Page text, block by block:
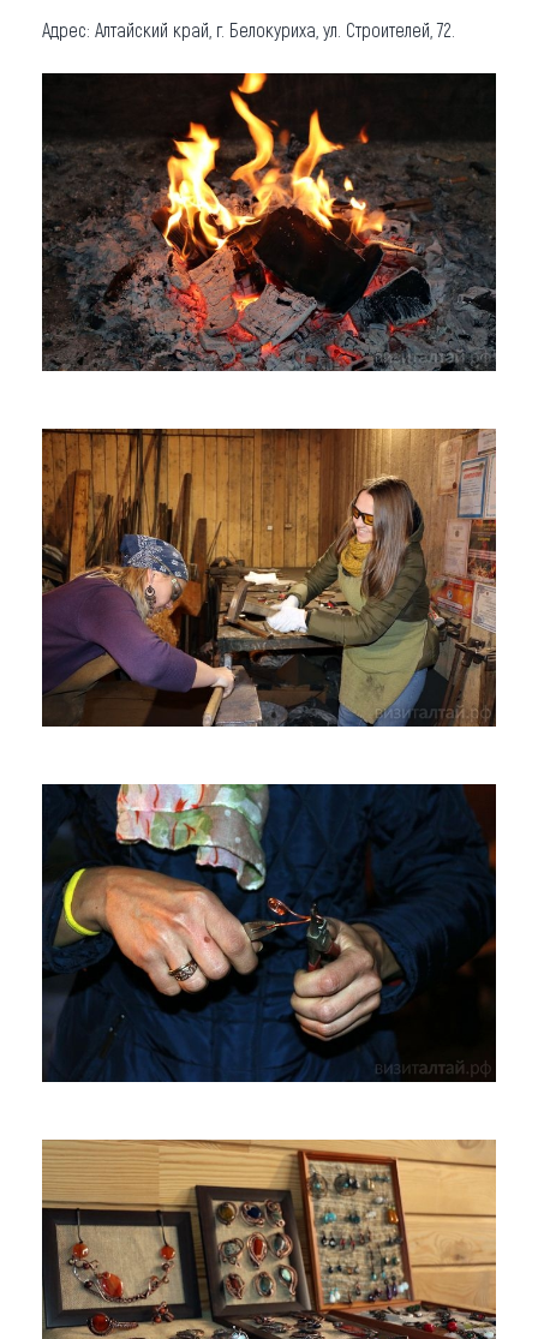
Адрес: Алтайский край, г. Белокуриха, ул. Строителей, 72.